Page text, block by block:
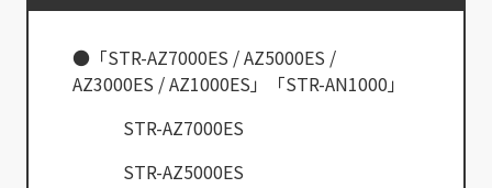
●「STR-AZ7000ES / AZ5000ES /
AZ3000ES / AZ1000ES」「STR-AN1000」
STR-AZ7000ES
STR-AZ5000ES